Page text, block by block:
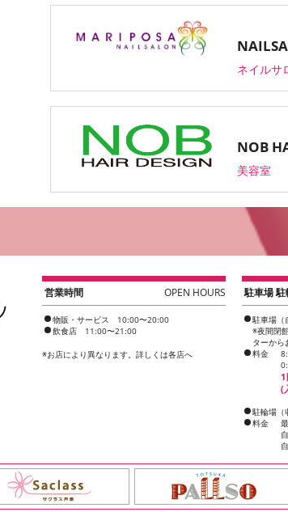
ネイルサ
NOB
美容室
営業時間 OPEN HOURS
物販・サービス 10:00〜20:00
飲食店 11:00〜21:00
※お店により異なります。詳しくは各店へ
駐車場 駐
駐車場（
※夜間閉
ターから
料金
(
駐輪場（
料金